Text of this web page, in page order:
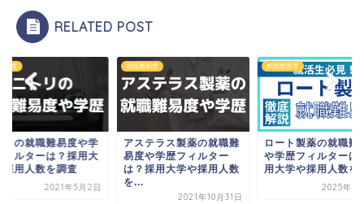
RELATED POST
易度
リの就職難易度や学
ィルターは？採用大
採用人数を調査
2021年5月2日
就職難易度
アステラス製薬の就職難
易度や学歴フィルター
は？採用大学や採用人数
を...
2021年10月31日
就職難易度
ロート製薬の就職難
や学歴フィルターは
用大学や採用人数を
2025年5